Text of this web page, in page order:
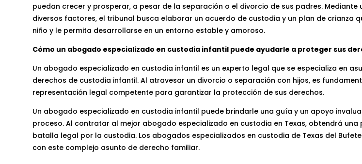
puedan crecer y prosperar, a pesar de la separación o el divorcio de sus padres. Mediante
diversos factores, el tribunal busca elaborar un acuerdo de custodia y un plan de crianza
niño y le permita desarrollarse en un entorno estable y amoroso.
Cómo un abogado especializado en custodia infantil puede ayudarle a proteger sus
Un abogado especializado en custodia infantil es un experto legal que se especializa en
derechos de custodia infantil. Al atravesar un divorcio o separación con hijos, es
representación legal competente para garantizar la protección de sus derechos.
Un abogado especializado en custodia infantil puede brindarle una guía y un apoyo
proceso. Al contratar al mejor abogado especializado en custodia en Texas, obtendrá una
batalla legal por la custodia. Los abogados especializados en custodia de Texas del
con este complejo asunto de derecho familiar.